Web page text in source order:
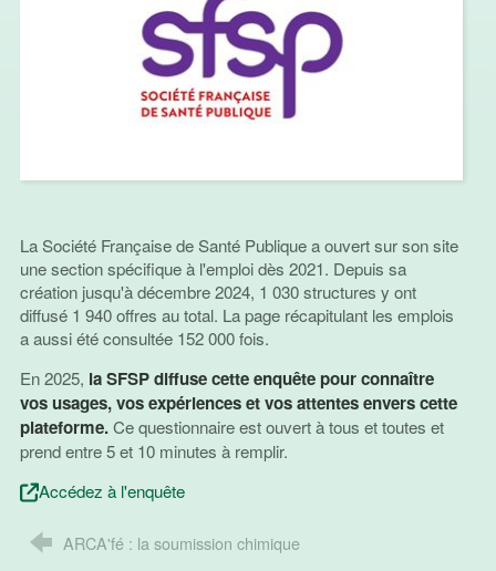
La Société Française de Santé Publique a ouvert sur son site
une section spécifique à l'emploi dès 2021. Depuis sa
création jusqu'à décembre 2024, 1 030 structures y ont
diffusé 1 940 offres au total. La page récapitulant les emplois
a aussi été consultée 152 000 fois.
En 2025, la SFSP diffuse cette enquête pour connaître
vos usages, vos expériences et vos attentes envers cette
plateforme.Ce questionnaire est ouvert à tous et toutes et
prend entre 5 et 10 minutes à remplir.
Accédez à l'enquête
ARCA'fé : la soumission chimique